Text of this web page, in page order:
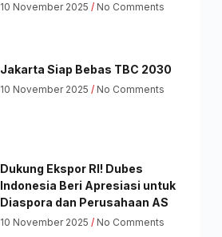
10 November 2025 No Comments
Jakarta Siap Bebas TBC 2030
10 November 2025 No Comments
Dukung Ekspor RI! Dubes
Indonesia Beri Apresiasi untuk
Diaspora dan Perusahaan AS
10 November 2025 No Comments